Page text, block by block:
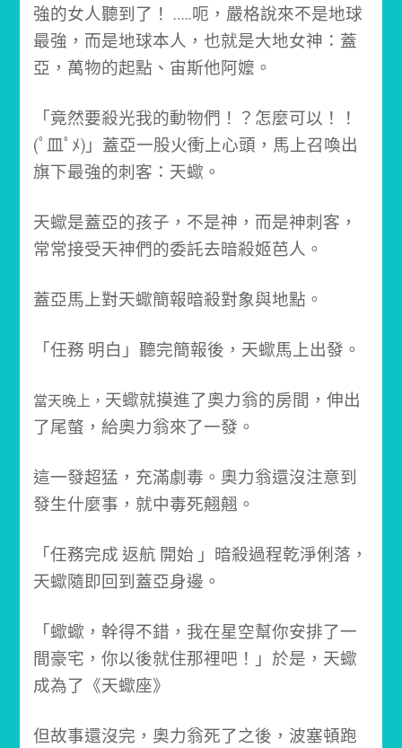
強的女人聽到了！ …..呃，嚴格說來不是地球
最強，而是地球本人，也就是大地女神：蓋
亞，萬物的起點、宙斯他阿嬤。
「竟然要殺光我的動物們！？怎麼可以！！
(ﾟ皿ﾟﾒ)」 蓋亞一股火衝上心頭，馬上召喚出
旗下最強的刺客：天蠍。
天蠍是蓋亞的孩子，不是神，而是神刺客，
常常接受天神們的委託去暗殺姬芭人。
蓋亞馬上對天蠍簡報暗殺對象與地點。
「任務 明白」聽完簡報後， 天蠍馬上出發。
當天晚上， 天蠍就摸進了奧力翁的房間，伸出
了尾螫，給奧力翁來了一發。
這一發超猛，充滿劇毒。 奧力翁還沒注意到
發生什麼事，就中毒死翹翹。
「任務完成 返航 開始 」 暗殺過程乾淨俐落，
天蠍隨即回到蓋亞身邊。
「蠍蠍，幹得不錯，我在星空幫你安排了一
間豪宅，你以後就住那裡吧！」於是，天蠍
成為了《天蠍座》
但故事還沒完，奧力翁死了之後，波塞頓跑